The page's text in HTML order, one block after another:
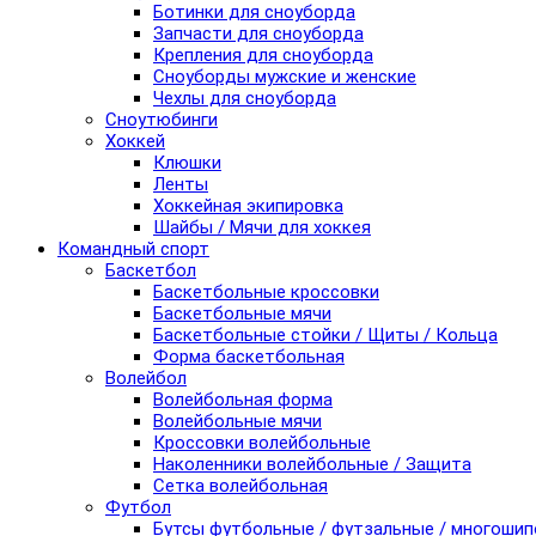
Ботинки для сноуборда
Запчасти для сноуборда
Крепления для сноуборда
Сноуборды мужские и женские
Чехлы для сноуборда
Сноутюбинги
Хоккей
Клюшки
Ленты
Хоккейная экипировка
Шайбы / Мячи для хоккея
Командный спорт
Баскетбол
Баскетбольные кроссовки
Баскетбольные мячи
Баскетбольные стойки / Щиты / Кольца
Форма баскетбольная
Волейбол
Волейбольная форма
Волейбольные мячи
Кроссовки волейбольные
Наколенники волейбольные / Защита
Сетка волейбольная
Футбол
Бутсы футбольные / футзальные /